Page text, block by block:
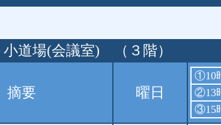
道場(会議室) （３階）
摘要 曜日
①10
②13
③15